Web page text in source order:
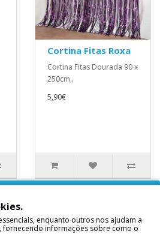
Cortina Fitas Roxa
Cortina Fitas Dourada 90 x
250cm..
5,90€
enquanto outros nos ajudam a
fornecendo informações sobre como o